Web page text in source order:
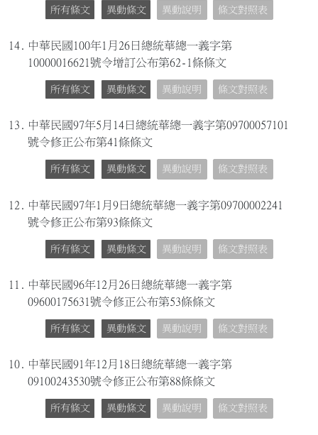
所有條文 異動條文 異動說明 條文對照表
14.
中華民國100年1月26日總統華總一義字第
10000016621號令增訂公布第62-1條條文
所有條文 異動條文 異動說明 條文對照表
13.
中華民國97年5月14日總統華總一義字第09700057101
號令修正公布第41條條文
所有條文 異動條文 異動說明 條文對照表
12.
中華民國97年1月9日總統華總一義字第09700002241
號令修正公布第93條條文
所有條文 異動條文 異動說明 條文對照表
11.
中華民國96年12月26日總統華總一義字第
09600175631號令修正公布第53條條文
所有條文 異動條文 異動說明 條文對照表
10. 中華民國91年12月18日總統華總一義字第
09100243530號令修正公布第88條條文
所有條文 異動條文 異動說明 條文對照表